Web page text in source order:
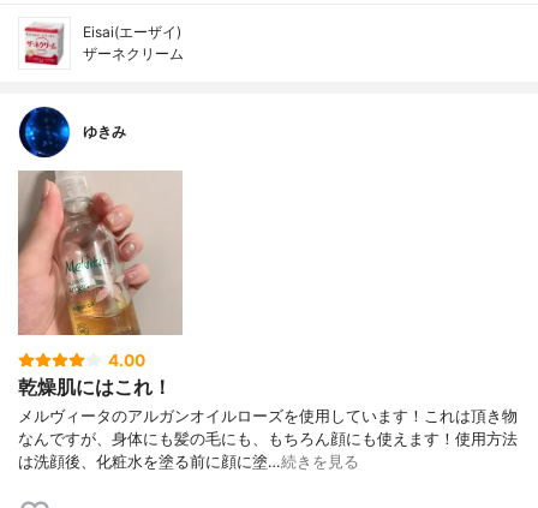
Eisai(エーザイ)
ザーネクリーム
ゆきみ
4.00
乾燥肌にはこれ！
メルヴィータのアルガンオイルローズを使用しています！これは頂き物
なんですが、身体にも髪の毛にも、もちろん顔にも使えます！使用方法
は洗顔後、化粧水を塗る前に顔に塗…続きを見る